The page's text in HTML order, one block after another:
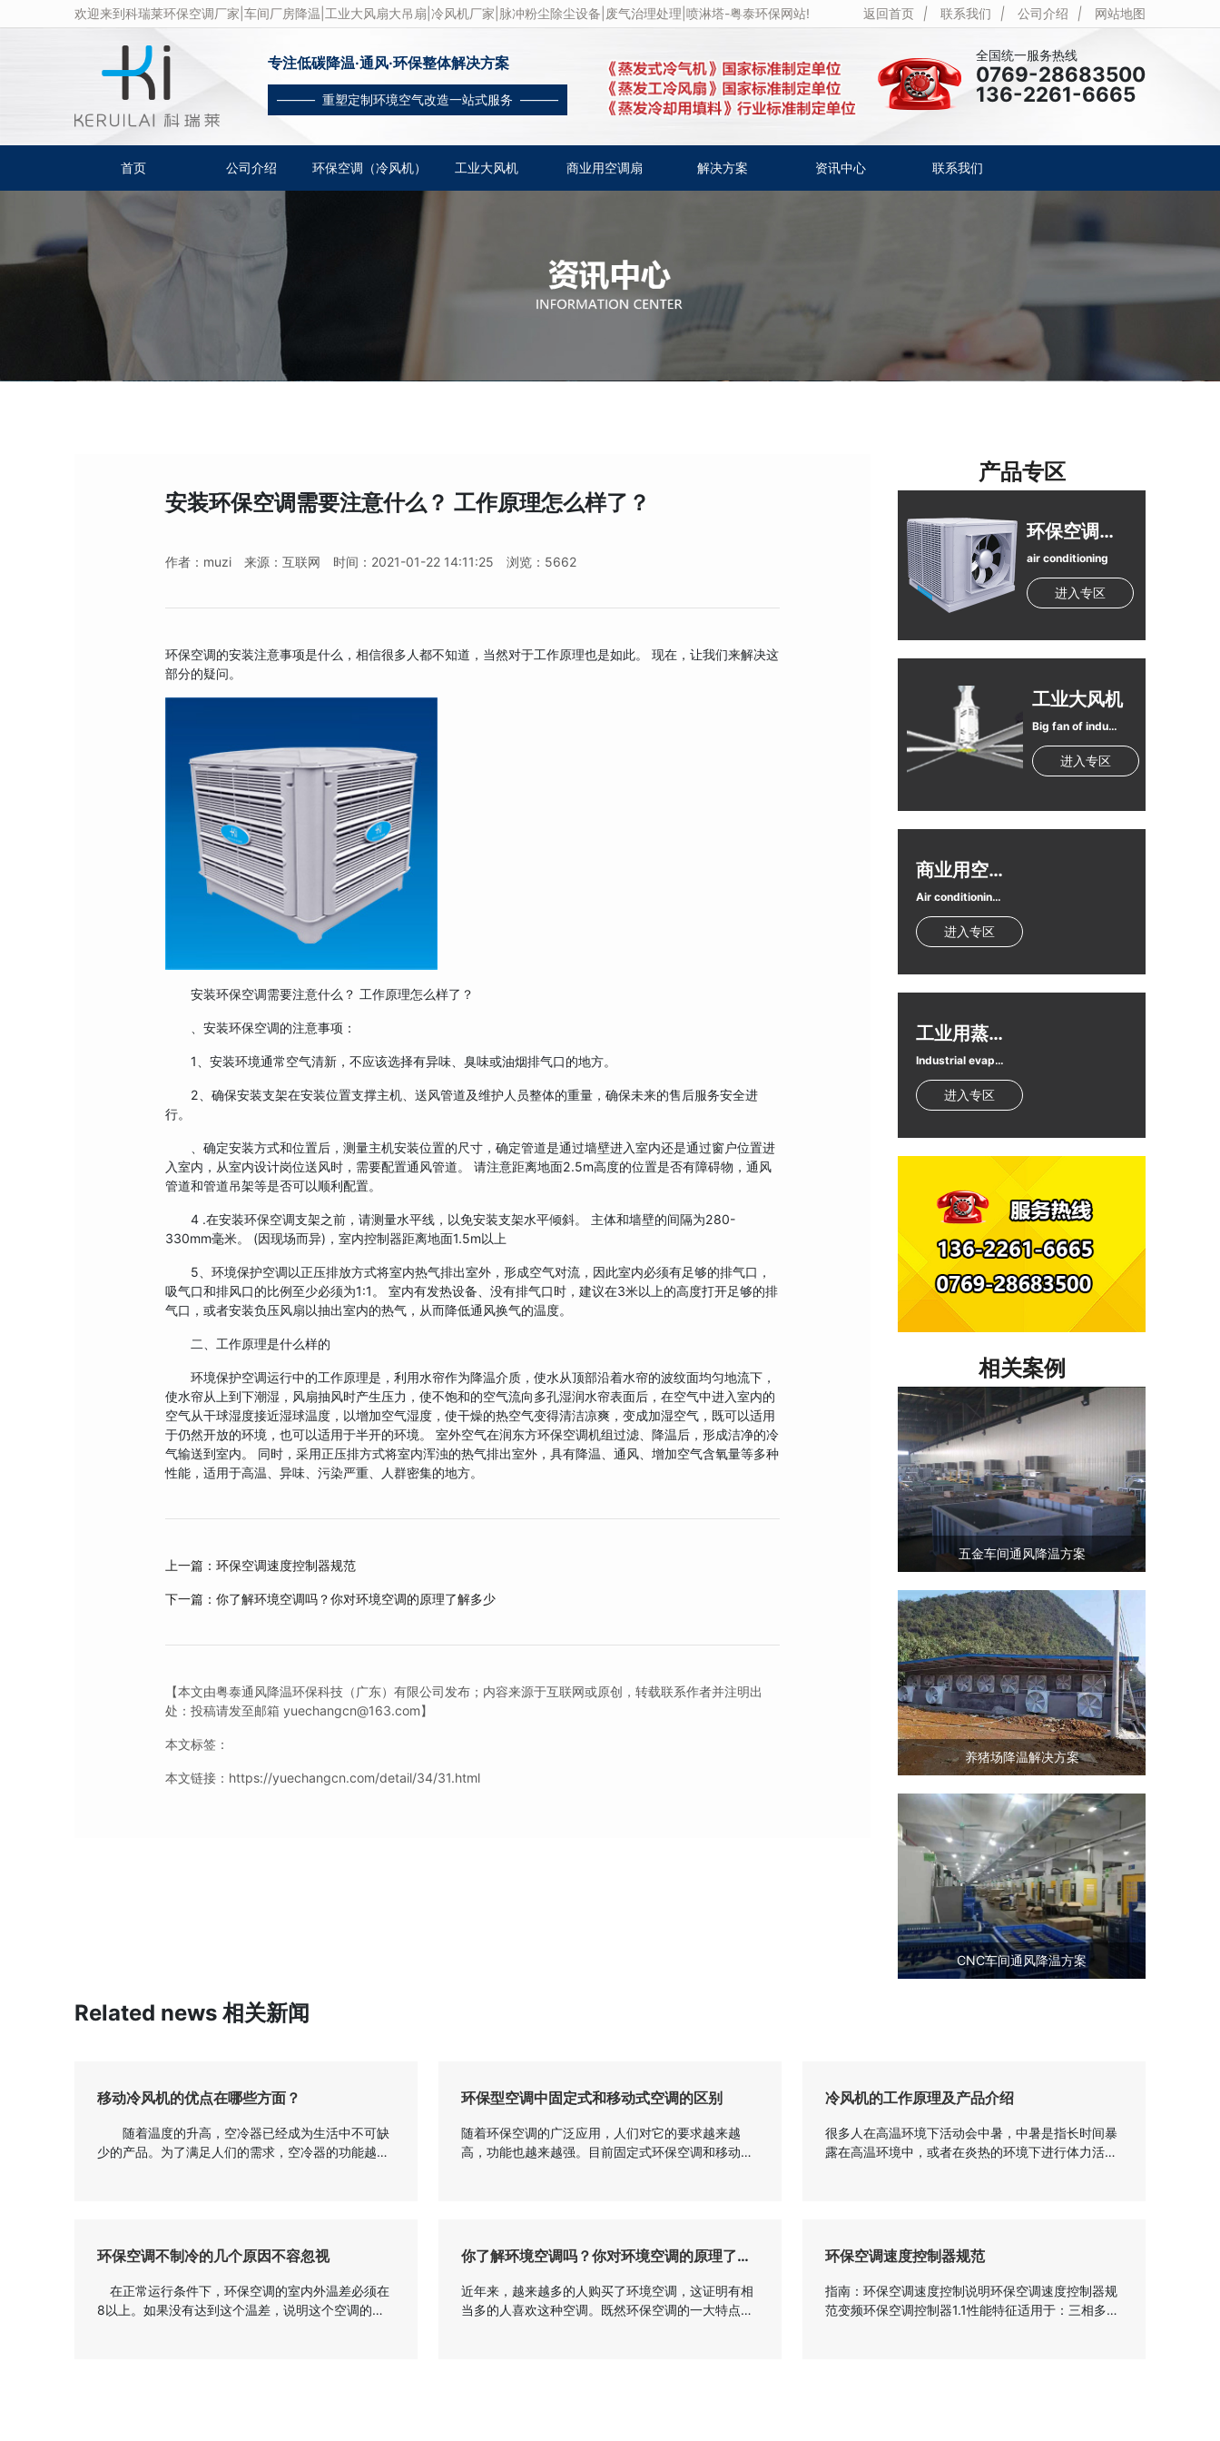
欢迎来到科瑞莱环保空调厂家|车间厂房降温|工业大风扇大吊扇|冷风机厂家|脉冲粉尘除尘设备|废气治理处理|喷淋塔-粤泰环保网站! 返回首页 | 联系我们 | 公司介绍 | 网站地图
专注低碳降温·通风·环保整体解决方案
——— 重塑定制环境空气改造一站式服务 ———
全国统一服务热线
0769-28683500
136-2261-6665
首页 公司介绍 环保空调（冷风机） 工业大风机 商业用空调扇 解决方案 资讯中心 联系我们
安装环保空调需要注意什么？ 工作原理怎么样了？
作者：muzi 来源：互联网 时间：2021-01-22 14:11:25 浏览：5662
环保空调的安装注意事项是什么，相信很多人都不知道，当然对于工作原理也是如此。 现在，让我们来解决这
部分的疑问。
安装环保空调需要注意什么？ 工作原理怎么样了？
、安装环保空调的注意事项：
1、安装环境通常空气清新，不应该选择有异味、臭味或油烟排气口的地方。
2、确保安装支架在安装位置支撑主机、送风管道及维护人员整体的重量，确保未来的售后服务安全进
行。
、确定安装方式和位置后，测量主机安装位置的尺寸，确定管道是通过墙壁进入室内还是通过窗户位置进
入室内，从室内设计岗位送风时，需要配置通风管道。 请注意距离地面2.5m高度的位置是否有障碍物，通风
管道和管道吊架等是否可以顺利配置。
4 .在安装环保空调支架之前，请测量水平线，以免安装支架水平倾斜。 主体和墙壁的间隔为280-
330mm毫米。 (因现场而异)，室内控制器距离地面1.5m以上
5、环境保护空调以正压排放方式将室内热气排出室外，形成空气对流，因此室内必须有足够的排气口，
吸气口和排风口的比例至少必须为1:1。 室内有发热设备、没有排气口时，建议在3米以上的高度打开足够的排
气口，或者安装负压风扇以抽出室内的热气，从而降低通风换气的温度。
二、工作原理是什么样的
环境保护空调运行中的工作原理是，利用水帘作为降温介质，使水从顶部沿着水帘的波纹面均匀地流下，
使水帘从上到下潮湿，风扇抽风时产生压力，使不饱和的空气流向多孔湿润水帘表面后，在空气中进入室内的
空气从干球湿度接近湿球温度，以增加空气湿度，使干燥的热空气变得清洁凉爽，变成加湿空气，既可以适用
于仍然开放的环境，也可以适用于半开的环境。 室外空气在润东方环保空调机组过滤、降温后，形成洁净的冷
气输送到室内。 同时，采用正压排方式将室内浑浊的热气排出室外，具有降温、通风、增加空气含氧量等多种
性能，适用于高温、异味、污染严重、人群密集的地方。
上一篇：环保空调速度控制器规范
下一篇：你了解环境空调吗？你对环境空调的原理了解多少
【本文由粤泰通风降温环保科技（广东）有限公司发布；内容来源于互联网或原创，转载联系作者并注明出
处：投稿请发至邮箱 yuechangcn@163.com】
本文标签：
本文链接：https://yuechangcn.com/detail/34/31.html
产品专区
环保空调（冷风机）
air conditioning
进入专区
工业大风机
Big fan of industrial
进入专区
商业用空调扇
Air conditioning fan
进入专区
工业用蒸发式冷气机
Industrial evaporative air conditioner
进入专区
相关案例
五金车间通风降温方案
养猪场降温解决方案
CNC车间通风降温方案
Related news 相关新闻
移动冷风机的优点在哪些方面？
随着温度的升高，空冷器已经成为生活中不可缺
少的产品。为了满足人们的需求，空冷器的功能越来
即在焓不变的情况下，吸收空气的显热，从而降低空
气温度(干球温度)。工作过程如下：当新鲜空气通过
水冷式风机的核心部件时，与空气湿...
环保型空调中固定式和移动式空调的区别
随着环保空调的广泛应用，人们对它的要求越来越
高，功能也越来越强。目前固定式环保空调和移动式
定在地面上，经环保空调冷却过滤后的冷空气通过送
风管道送到房间进行冷却。固定式是将环保空调固定
在镀锌角钢制成的框架上，配有维修平...
冷风机的工作原理及产品介绍
很多人在高温环境下活动会中暑，中暑是指长时间暴
露在高温环境中，或者在炎热的环境下进行体力活
上，并如何解决高温烦恼的。 接下来向大家逐一
介绍 1 .降温效果好 选用高性能湿帘，降温
快，效果好(出风口温度下降5-10！ ） ...
环保空调不制冷的几个原因不容忽视
在正常运行条件下，环保空调的室内外温差必须在
8以上。如果没有达到这个温差，说明这个空调的制
你了解环境空调吗？你对环境空调的原理了解
近年来，越来越多的人购买了环境空调，这证明有相
当多的人喜欢这种空调。既然环保空调的一大特点是
环保空调速度控制器规范
指南：环保空调速度控制说明环保空调速度控制器规
范变频环保空调控制器1.1性能特征适用于：三相多速